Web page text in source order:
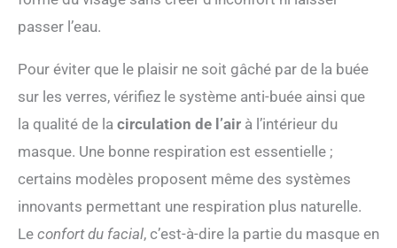
menton lorsque vous choisissez la taille. Pour moins de
de 12 cm (4,7 pouces), choisissez L/XL. Le masque
plongée anti-buée intégral peut être facilement
démonté et transporté dans un sac de transport qui est
C'est le meilleur choix de cadeau pour vos amis et
famalies cet été.
passer l’eau.
Pour éviter que le plaisir ne soit gâché par de la buée
sur les verres, vérifiez le système anti-buée ainsi que
la qualité de la circulation de l’air à l’intérieur du
masque. Une bonne respiration est essentielle ;
certains modèles proposent même des systèmes
innovants permettant une respiration plus naturelle.
Le confort du facial, c’est-à-dire la partie du masque en